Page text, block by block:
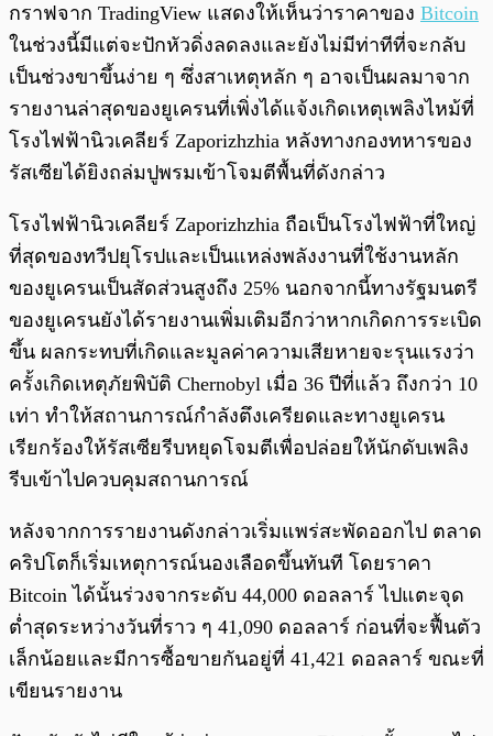
กราฟจาก TradingView แสดงให้เห็นว่าราคาของ Bitcoin
ในช่วงนี้มีแต่จะปักหัวดิ่งลดลงและยังไม่มีท่าทีที่จะกลับ
เป็นช่วงขาขึ้นง่าย ๆ ซึ่งสาเหตุหลัก ๆ อาจเป็นผลมาจาก
รายงานล่าสุดของยูเครนที่เพิ่งได้แจ้งเกิดเหตุเพลิงไหม้ที่
โรงไฟฟ้านิวเคลียร์ Zaporizhzhia หลังทางกองทหารของ
รัสเซียได้ยิงถล่มปูพรมเข้าโจมตีพื้นที่ดังกล่าว
โรงไฟฟ้านิวเคลียร์ Zaporizhzhia ถือเป็นโรงไฟฟ้าที่ใหญ่
ที่สุดของทวีปยุโรปและเป็นแหล่งพลังงานที่ใช้งานหลัก
ของยูเครนเป็นสัดส่วนสูงถึง 25% นอกจากนี้ทางรัฐมนตรี
ของยูเครนยังได้รายงานเพิ่มเติมอีกว่าหากเกิดการระเบิด
ขึ้น ผลกระทบที่เกิดและมูลค่าความเสียหายจะรุนแรงว่า
ครั้งเกิดเหตุภัยพิบัติ Chernobyl เมื่อ 36 ปีที่แล้ว ถึงกว่า 10
เท่า ทำให้สถานการณ์กำลังตึงเครียดและทางยูเครน
เรียกร้องให้รัสเซียรีบหยุดโจมตีเพื่อปล่อยให้นักดับเพลิง
รีบเข้าไปควบคุมสถานการณ์
หลังจากการรายงานดังกล่าวเริ่มแพร่สะพัดออกไป ตลาด
คริปโตก็เริ่มเหตุการณ์นองเลือดขึ้นทันที โดยราคา
Bitcoin ได้นั้นร่วงจากระดับ 44,000 ดอลลาร์ ไปแตะจุด
ต่ำสุดระหว่างวันที่ราว ๆ 41,090 ดอลลาร์ ก่อนที่จะฟื้นตัว
เล็กน้อยและมีการซื้อขายกันอยู่ที่ 41,421 ดอลลาร์ ขณะที่
เขียนรายงาน